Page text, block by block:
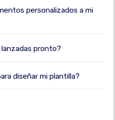
personalizados a mi
pronto?
diseñar mi plantilla?